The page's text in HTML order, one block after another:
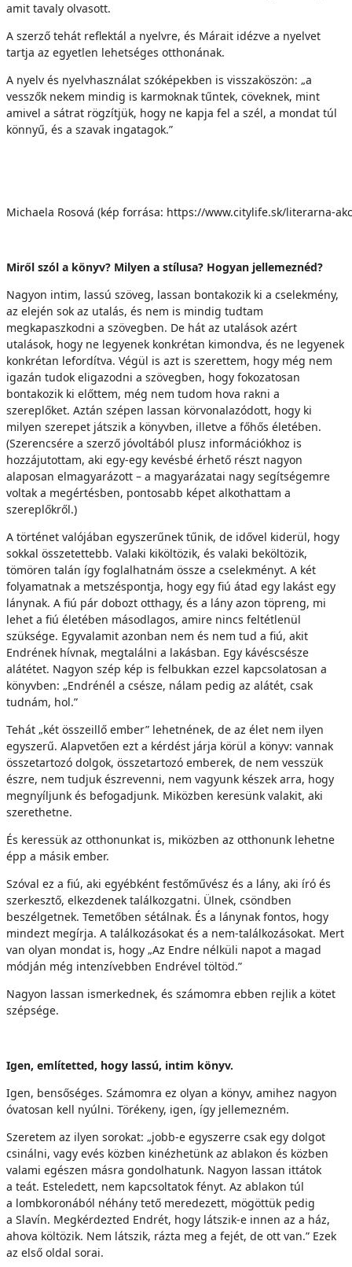
amit tavaly olvasott.
A szerző tehát reflektál a nyelvre, és Márait idézve a nyelvet
tartja az egyetlen lehetséges otthonának.
A nyelv és nyelvhasználat szóképekben is visszaköszön: „a
vesszők nekem mindig is karmoknak tűntek, cöveknek, mint
amivel a sátrat rögzítjük, hogy ne kapja fel a szél, a mondat túl
könnyű, és a szavak ingatagok.”
Michaela Rosová (kép forrása: https://www.citylife.sk/literarna-
Miről szól a könyv? Milyen a stílusa? Hogyan jellemeznéd?
Nagyon intim, lassú szöveg, lassan bontakozik ki a cselekmény,
az elején sok az utalás, és nem is mindig tudtam
megkapaszkodni a szövegben. De hát az utalások azért
utalások, hogy ne legyenek konkrétan kimondva, és ne legyenek
konkrétan lefordítva. Végül is azt is szerettem, hogy még nem
igazán tudok eligazodni a szövegben, hogy fokozatosan
bontakozik ki előttem, még nem tudom hova rakni a
szereplőket. Aztán szépen lassan körvonalazódott, hogy ki
milyen szerepet játszik a könyvben, illetve a főhős életében.
(Szerencsére a szerző jóvoltából plusz információkhoz is
hozzájutottam, aki egy-egy kevésbé érhető részt nagyon
alaposan elmagyarázott – a magyarázatai nagy segítségemre
voltak a megértésben, pontosabb képet alkothattam a
szereplőkről.)
A történet valójában egyszerűnek tűnik, de idővel kiderül, hogy
sokkal összetettebb. Valaki kiköltözik, és valaki beköltözik,
tömören talán így foglalhatnám össze a cselekményt. A két
folyamatnak a metszéspontja, hogy egy fiú átad egy lakást egy
lánynak. A fiú pár dobozt otthagy, és a lány azon töpreng, mi
lehet a fiú életében másodlagos, amire nincs feltétlenül
szüksége. Egyvalamit azonban nem és nem tud a fiú, akit
Endrének hívnak, megtalálni a lakásban. Egy kávéscsésze
alátétet. Nagyon szép kép is felbukkan ezzel kapcsolatosan a
könyvben: „Endrénél a csésze, nálam pedig az alátét, csak
tudnám, hol.”
Tehát „két összeillő ember” lehetnének, de az élet nem ilyen
egyszerű. Alapvetően ezt a kérdést járja körül a könyv: vannak
összetartozó dolgok, összetartozó emberek, de nem vesszük
észre, nem tudjuk észrevenni, nem vagyunk készek arra, hogy
megnyíljunk és befogadjunk. Miközben keresünk valakit, aki
szerethetne.
És keressük az otthonunkat is, miközben az otthonunk lehetne
épp a másik ember.
Szóval ez a fiú, aki egyébként festőművész és a lány, aki író és
szerkesztő, elkezdenek találkozgatni. Ülnek, csöndben
beszélgetnek. Temetőben sétálnak. És a lánynak fontos, hogy
mindezt megírja. A találkozásokat és a nem-találkozásokat. Mert
van olyan mondat is, hogy „Az Endre nélküli napot a magad
módján még intenzívebben Endrével töltöd.”
Nagyon lassan ismerkednek, és számomra ebben rejlik a kötet
szépsége.
Igen, említetted, hogy lassú, intim könyv.
Igen, bensőséges. Számomra ez olyan a könyv, amihez nagyon
óvatosan kell nyúlni. Törékeny, igen, így jellemezném.
Szeretem az ilyen sorokat: „jobb-e egyszerre csak egy dolgot
csinálni, vagy evés közben kinézhetünk az ablakon és közben
valami egészen másra gondolhatunk. Nagyon lassan ittátok
a teát. Esteledett, nem kapcsoltatok fényt. Az ablakon túl
a lombkoronából néhány tető meredezett, mögöttük pedig
a Slavín. Megkérdezted Endrét, hogy látszik-e innen az a ház,
ahova költözik. Nem látszik, rázta meg a fejét, de ott van.” Ezek
az első oldal sorai.